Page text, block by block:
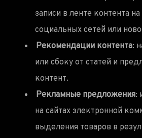
записи в ленте контента
социальных сетей или
Рекомендации контента:
или сбоку от статей и
контент.
Рекламные предложения:
на сайтах электронной
выделения товаров в